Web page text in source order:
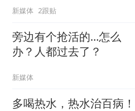
新媒体 2跟贴
旁边有个抢活的…怎么
办？人都过去了？
新媒体
多喝热水，热水治百病！